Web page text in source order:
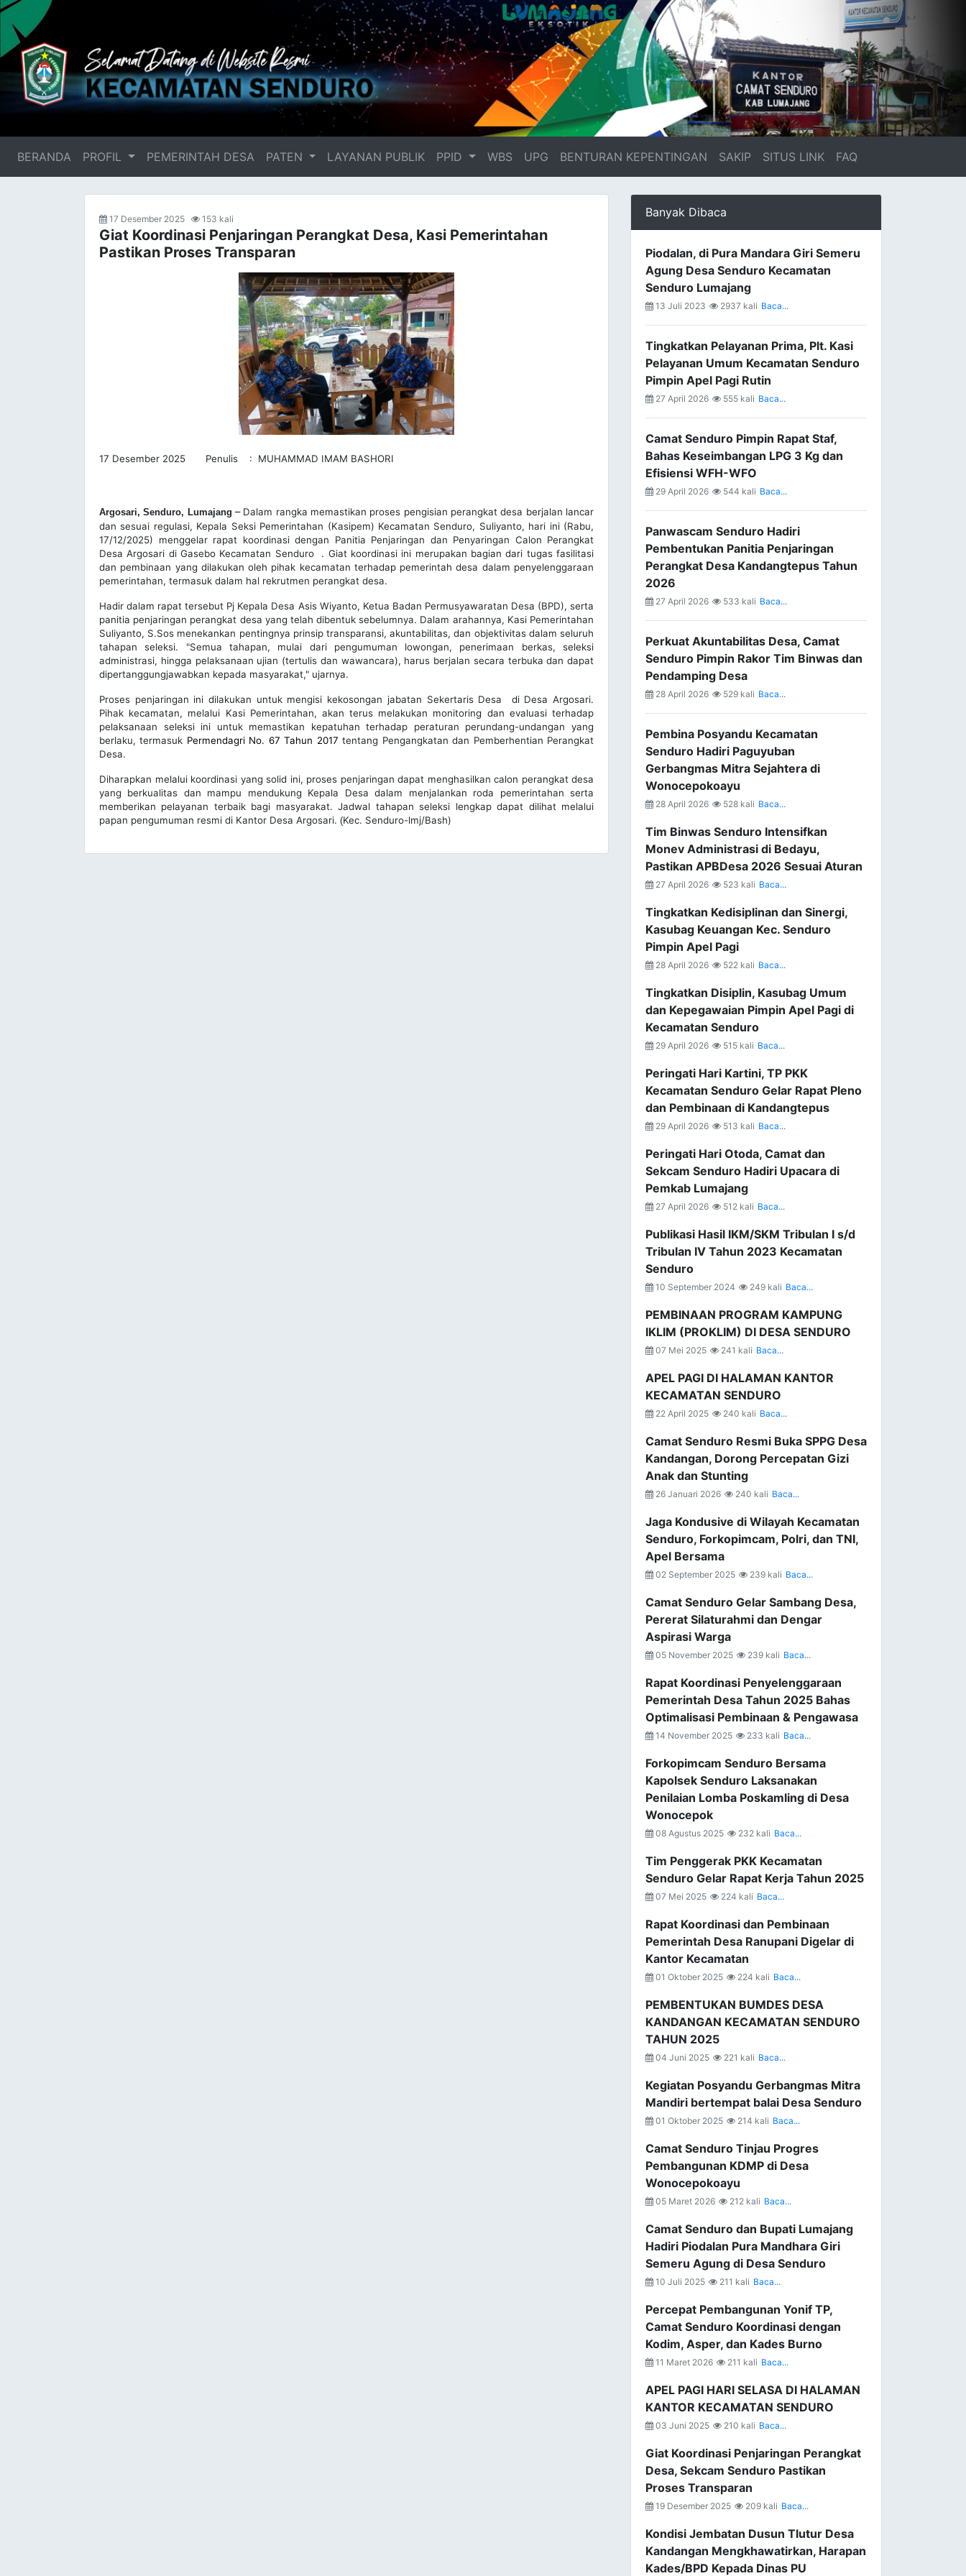
BERANDA (current)
PROFIL PEMERINTAH DESA PATEN LAYANAN PUBLIK PPID WBS UPG BENTURAN KEPENTINGAN SAKIP SITUS LINK FAQ
17 Desember 2025 153 kali
Giat Koordinasi Penjaringan Perangkat Desa, Kasi Pemerintahan
Pastikan Proses Transparan
17 Desember 2025 Penulis : MUHAMMAD IMAM BASHORI
Argosari, Senduro, Lumajang – Dalam rangka memastikan proses pengisian perangkat desa berjalan lancar
dan sesuai regulasi, Kepala Seksi Pemerintahan (Kasipem) Kecamatan Senduro, Suliyanto, hari ini (Rabu,
17/12/2025) menggelar rapat koordinasi dengan Panitia Penjaringan dan Penyaringan Calon Perangkat
Desa Argosari di Gasebo Kecamatan Senduro . Giat koordinasi ini merupakan bagian dari tugas fasilitasi
dan pembinaan yang dilakukan oleh pihak kecamatan terhadap pemerintah desa dalam penyelenggaraan
pemerintahan, termasuk dalam hal rekrutmen perangkat desa.
Hadir dalam rapat tersebut Pj Kepala Desa Asis Wiyanto, Ketua Badan Permusyawaratan Desa (BPD), serta
panitia penjaringan perangkat desa yang telah dibentuk sebelumnya. Dalam arahannya, Kasi Pemerintahan
Suliyanto, S.Sos menekankan pentingnya prinsip transparansi, akuntabilitas, dan objektivitas dalam seluruh
tahapan seleksi. "Semua tahapan, mulai dari pengumuman lowongan, penerimaan berkas, seleksi
administrasi, hingga pelaksanaan ujian (tertulis dan wawancara), harus berjalan secara terbuka dan dapat
dipertanggungjawabkan kepada masyarakat," ujarnya.
Proses penjaringan ini dilakukan untuk mengisi kekosongan jabatan Sekertaris Desa di Desa Argosari.
Pihak kecamatan, melalui Kasi Pemerintahan, akan terus melakukan monitoring dan evaluasi terhadap
pelaksanaan seleksi ini untuk memastikan kepatuhan terhadap peraturan perundang-undangan yang
berlaku, termasuk Permendagri No. 67 Tahun 2017 tentang Pengangkatan dan Pemberhentian Perangkat
Desa.
Diharapkan melalui koordinasi yang solid ini, proses penjaringan dapat menghasilkan calon perangkat desa
yang berkualitas dan mampu mendukung Kepala Desa dalam menjalankan roda pemerintahan serta
memberikan pelayanan terbaik bagi masyarakat. Jadwal tahapan seleksi lengkap dapat dilihat melalui
papan pengumuman resmi di Kantor Desa Argosari. (Kec. Senduro-lmj/Bash)
Banyak Dibaca
Piodalan, di Pura Mandara Giri Semeru
Agung Desa Senduro Kecamatan
Senduro Lumajang
13 Juli 2023 2937 kali Baca...
Tingkatkan Pelayanan Prima, Plt. Kasi
Pelayanan Umum Kecamatan Senduro
Pimpin Apel Pagi Rutin
27 April 2026 555 kali Baca...
Camat Senduro Pimpin Rapat Staf,
Bahas Keseimbangan LPG 3 Kg dan
Efisiensi WFH-WFO
29 April 2026 544 kali Baca...
Panwascam Senduro Hadiri
Pembentukan Panitia Penjaringan
Perangkat Desa Kandangtepus Tahun
2026
27 April 2026 533 kali Baca...
Perkuat Akuntabilitas Desa, Camat
Senduro Pimpin Rakor Tim Binwas dan
Pendamping Desa
28 April 2026 529 kali Baca...
Pembina Posyandu Kecamatan
Senduro Hadiri Paguyuban
Gerbangmas Mitra Sejahtera di
Wonocepokoayu
28 April 2026 528 kali Baca...
Tim Binwas Senduro Intensifkan
Monev Administrasi di Bedayu,
Pastikan APBDesa 2026 Sesuai Aturan
27 April 2026 523 kali Baca...
Tingkatkan Kedisiplinan dan Sinergi,
Kasubag Keuangan Kec. Senduro
Pimpin Apel Pagi
28 April 2026 522 kali Baca...
Tingkatkan Disiplin, Kasubag Umum
dan Kepegawaian Pimpin Apel Pagi di
Kecamatan Senduro
29 April 2026 515 kali Baca...
Peringati Hari Kartini, TP PKK
Kecamatan Senduro Gelar Rapat Pleno
dan Pembinaan di Kandangtepus
29 April 2026 513 kali Baca...
Peringati Hari Otoda, Camat dan
Sekcam Senduro Hadiri Upacara di
Pemkab Lumajang
27 April 2026 512 kali Baca...
Publikasi Hasil IKM/SKM Tribulan I s/d
Tribulan IV Tahun 2023 Kecamatan
Senduro
10 September 2024 249 kali Baca...
PEMBINAAN PROGRAM KAMPUNG
IKLIM (PROKLIM) DI DESA SENDURO
07 Mei 2025 241 kali Baca...
APEL PAGI DI HALAMAN KANTOR
KECAMATAN SENDURO
22 April 2025 240 kali Baca...
Camat Senduro Resmi Buka SPPG Desa
Kandangan, Dorong Percepatan Gizi
Anak dan Stunting
26 Januari 2026 240 kali Baca...
Jaga Kondusive di Wilayah Kecamatan
Senduro, Forkopimcam, Polri, dan TNI,
Apel Bersama
02 September 2025 239 kali Baca...
Camat Senduro Gelar Sambang Desa,
Pererat Silaturahmi dan Dengar
Aspirasi Warga
05 November 2025 239 kali Baca...
Rapat Koordinasi Penyelenggaraan
Pemerintah Desa Tahun 2025 Bahas
Optimalisasi Pembinaan & Pengawasa
14 November 2025 233 kali Baca...
Forkopimcam Senduro Bersama
Kapolsek Senduro Laksanakan
Penilaian Lomba Poskamling di Desa
Wonocepok
08 Agustus 2025 232 kali Baca...
Tim Penggerak PKK Kecamatan
Senduro Gelar Rapat Kerja Tahun 2025
07 Mei 2025 224 kali Baca...
Rapat Koordinasi dan Pembinaan
Pemerintah Desa Ranupani Digelar di
Kantor Kecamatan
01 Oktober 2025 224 kali Baca...
PEMBENTUKAN BUMDES DESA
KANDANGAN KECAMATAN SENDURO
TAHUN 2025
04 Juni 2025 221 kali Baca...
Kegiatan Posyandu Gerbangmas Mitra
Mandiri bertempat balai Desa Senduro
01 Oktober 2025 214 kali Baca...
Camat Senduro Tinjau Progres
Pembangunan KDMP di Desa
Wonocepokoayu
05 Maret 2026 212 kali Baca...
Camat Senduro dan Bupati Lumajang
Hadiri Piodalan Pura Mandhara Giri
Semeru Agung di Desa Senduro
10 Juli 2025 211 kali Baca...
Percepat Pembangunan Yonif TP,
Camat Senduro Koordinasi dengan
Kodim, Asper, dan Kades Burno
11 Maret 2026 211 kali Baca...
APEL PAGI HARI SELASA DI HALAMAN
KANTOR KECAMATAN SENDURO
03 Juni 2025 210 kali Baca...
Giat Koordinasi Penjaringan Perangkat
Desa, Sekcam Senduro Pastikan
Proses Transparan
19 Desember 2025 209 kali Baca...
Kondisi Jembatan Dusun Tlutur Desa
Kandangan Mengkhawatirkan, Harapan
Kades/BPD Kepada Dinas PU